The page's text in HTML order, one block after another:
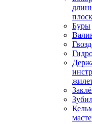
Буры